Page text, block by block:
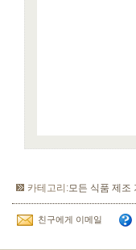
카테고리:모든 식품 제조
친구에게 이메일